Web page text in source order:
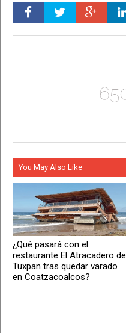
You May Also Like
¿Qué pasará con el
restaurante El Atracadero de
Tuxpan tras quedar varado
en Coatzacoalcos?